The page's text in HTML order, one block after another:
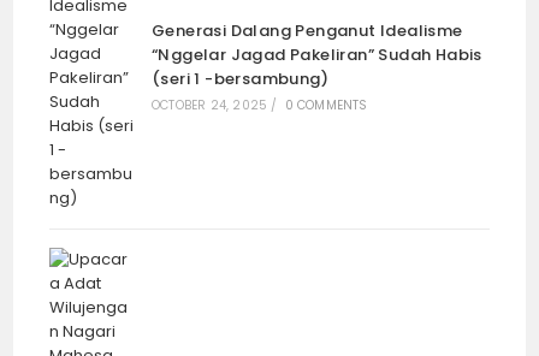
Generasi Dalang Penganut Idealisme
“Nggelar Jagad Pakeliran” Sudah Habis
(seri 1 -bersambung)
OCTOBER 24, 2025 / 0 COMMENTS